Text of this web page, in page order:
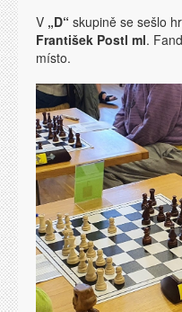
V „D“ skupině se sešlo
František Postl ml.
místo.